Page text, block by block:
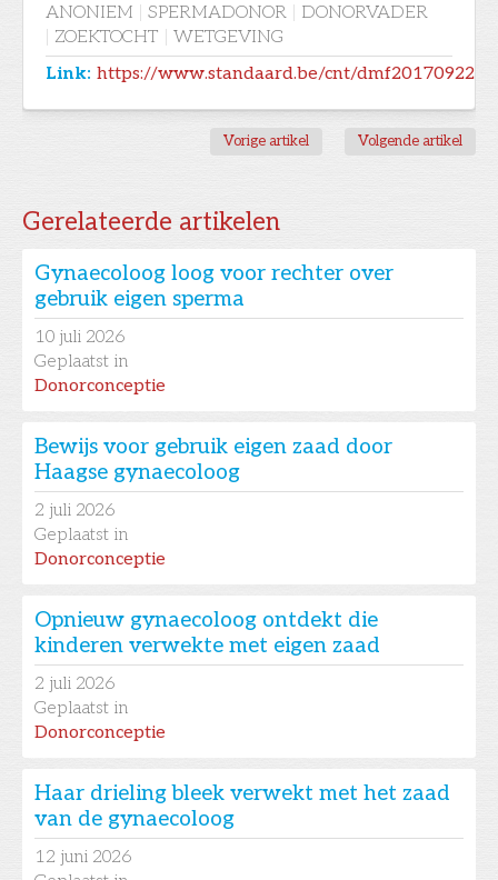
ANONIEM
SPERMADONOR
DONORVADER
ZOEKTOCHT
WETGEVING
Link: https://www.standaard.be/cnt/
Vorige artikel Volgende artikel
Gerelateerde artikelen
Gynaecoloog loog voor rechter over
gebruik eigen sperma
10 juli 2026
Geplaatst in
Donorconceptie
Bewijs voor gebruik eigen zaad door
Haagse gynaecoloog
2 juli 2026
Geplaatst in
Donorconceptie
Opnieuw gynaecoloog ontdekt die
kinderen verwekte met eigen zaad
2 juli 2026
Geplaatst in
Donorconceptie
Haar drieling bleek verwekt met het zaad
van de gynaecoloog
12 juni 2026